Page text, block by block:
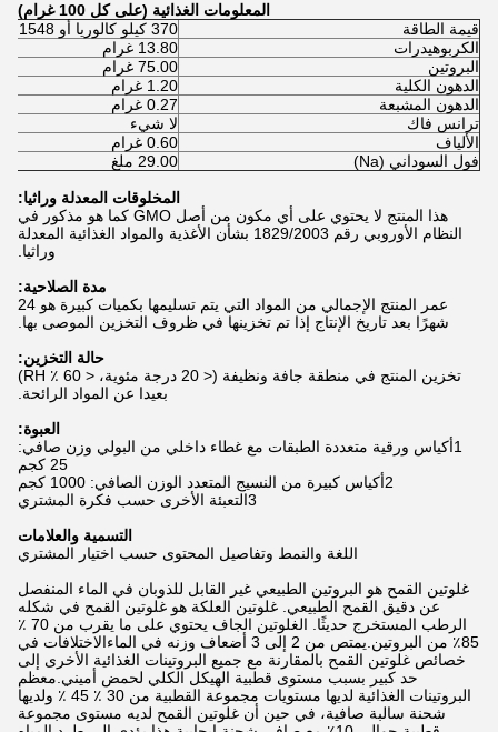
المعلومات الغذائية (على كل 100 غرام)
قيمة الطاقة
370 كيلو كالوريا أو 1548 كيلو جيه
الكربوهيدرات
13.80 غرام
البروتين
75.00 غرام
الدهون الكلية
1.20 غرام
الدهون المشبعة
0.27 غرام
ترانس فاك
لا شيء
الألياف
0.60 غرام
فول السوداني (Na)
29.00 ملغ
المخلوقات المعدلة وراثيا:
هذا المنتج لا يحتوي على أي مكون من أصل GMO كما هو مذكور في
النظام الأوروبي رقم 1829/2003 بشأن الأغذية والمواد الغذائية المعدلة
وراثيا.
مدة الصلاحية:
عمر المنتج الإجمالي من المواد التي يتم تسليمها بكميات كبيرة هو 24
شهرًا بعد تاريخ الإنتاج إذا تم تخزينها في ظروف التخزين الموصى بها.
حالة التخزين:
تخزين المنتج في منطقة جافة ونظيفة (< 20 درجة مئوية، < 60 ٪ RH)
بعيدا عن المواد الرائحة.
العبوة:
1أكياس ورقية متعددة الطبقات مع غطاء داخلي من البولي وزن صافي:
25 كجم
2أكياس كبيرة من النسيج المتعدد الوزن الصافي: 1000 كجم
3التعبئة الأخرى حسب فكرة المشتري
التسمية والعلامات
اللغة والنمط وتفاصيل المحتوى حسب اختيار المشتري
غلوتين القمح هو البروتين الطبيعي غير القابل للذوبان في الماء المنفصل
عن دقيق القمح الطبيعي. غلوتين العلكة هو غلوتين القمح في شكله
الرطب المستخرج حديثًا. الغلوتين الجاف يحتوي على ما يقرب من 70 ٪
85٪ من البروتين.يمتص من 2 إلى 3 أضعاف وزنه في الماءالاختلافات في
خصائص غلوتين القمح بالمقارنة مع جميع البروتينات الغذائية الأخرى إلى
حد كبير بسبب مستوى قطبية الهيكل الكلي لحمض أميني.معظم
البروتينات الغذائية لديها مستويات مجموعة القطبية من 30 ٪ 45 ٪ ولديها
شحنة سالبة صافية، في حين أن غلوتين القمح لديه مستوى مجموعة